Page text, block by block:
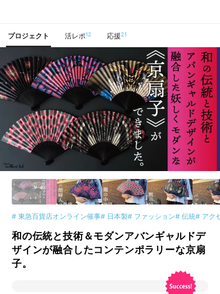
プロジェクト 活レポ12 応援21
# 東急百貨店オンライン催事# 日本製# ファッション# 伝統# アク
和の伝統と技術＆モダンアバンギャルドデ
ザインが融合したコンテンポラリーな京扇
子。